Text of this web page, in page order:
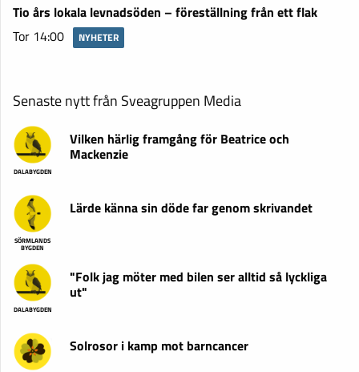
Tio års lokala levnadsöden – föreställning från ett flak
Tor 14:00
NYHETER
Senaste nytt från Sveagruppen Media
DALABYGDEN
Vilken härlig framgång för Beatrice och
Mackenzie
SÖRMLANDS
BYGDEN
Lärde känna sin döde far genom skrivandet
DALABYGDEN
"Folk jag möter med bilen ser alltid så lyckliga
ut"
Solrosor i kamp mot barncancer